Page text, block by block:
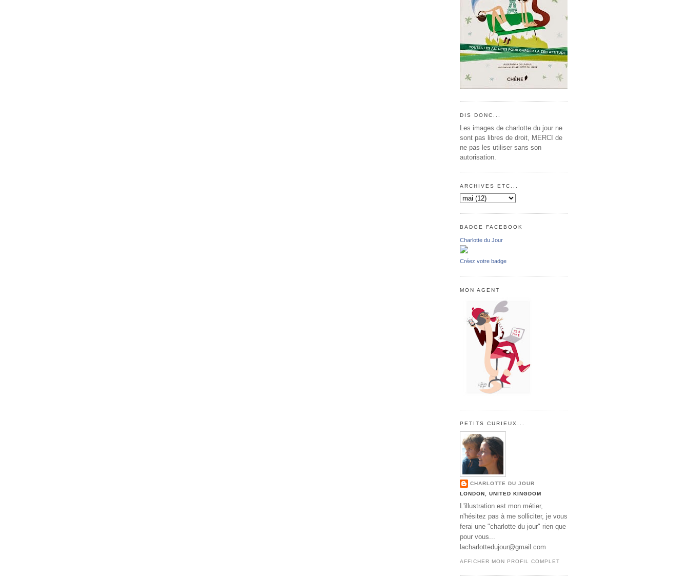
DIS DONC...
Les images de charlotte du jour ne
sont pas libres de droit, MERCI de
ne pas les utiliser sans son
autorisation.
ARCHIVES ETC...
BADGE FACEBOOK
Charlotte du Jour
Créez votre badge
MON AGENT
PETITS CURIEUX...
CHARLOTTE DU JOUR
LONDON, UNITED KINGDOM
L'illustration est mon métier,
n'hésitez pas à me solliciter, je vous
ferai une "charlotte du jour" rien que
pour vous...
lacharlottedujour@gmail.com
AFFICHER MON PROFIL COMPLET